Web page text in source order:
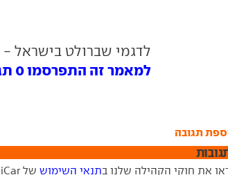
לדגמי שברולט בישראל -
למאמר זה התפרסמו 0 תגובות
תגובה
את חוקי הקהילה שלנו בתנאי השימוש של iCar